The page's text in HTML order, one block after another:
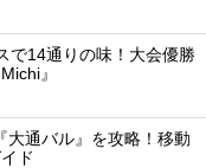
で14通りの味！大会優勝
』
大通バル』を攻略！移動
ド